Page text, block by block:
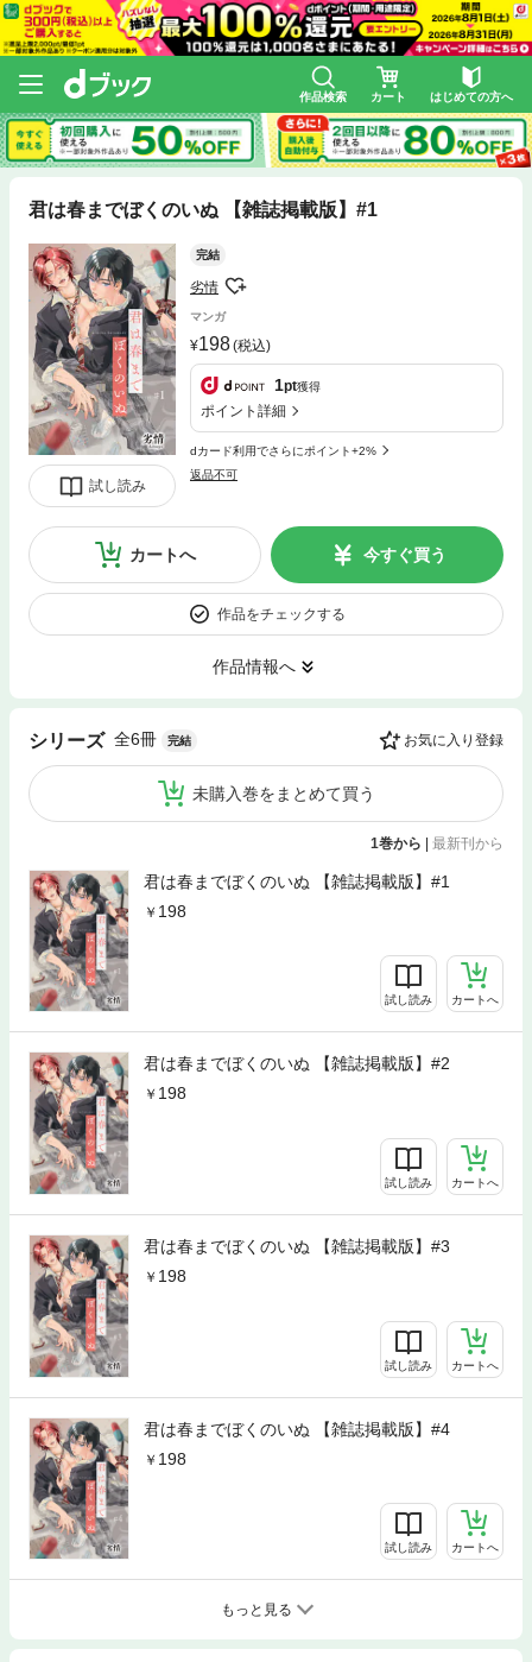
作品検索 カート はじめての方へ
君は春までぼくのいぬ 【雑誌掲載版】#1
試し読み
完結
劣情
マンガ
198(税込)
1pt獲得
ポイント詳細
dカード利用でさらにポイント+2%
返品不可
カートへ 今すぐ買う
作品をチェックする
作品情報へ
シリーズ 全6冊 完結 お気に入り登録
未購入巻をまとめて買う
1巻から | 最新刊から
君は春までぼくのいぬ 【雑誌掲載版】#1
198
試し読み カートへ
君は春までぼくのいぬ 【雑誌掲載版】#2
198
試し読み カートへ
君は春までぼくのいぬ 【雑誌掲載版】#3
198
試し読み カートへ
君は春までぼくのいぬ 【雑誌掲載版】#4
198
試し読み カートへ
もっと見る